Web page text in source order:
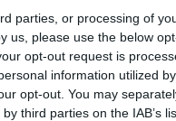
parties, or processing of
us, please use the below
opt-out request is
information utilized
opt-out. You may
third parties on the IAB’s
felszerelésével